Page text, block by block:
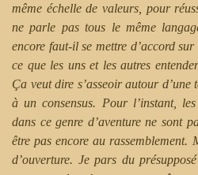
même échelle de valeurs, pour
ne parle pas tous le même
encore faut-il se mettre d’accord
ce que les uns et les autres
Ça veut dire s’asseoir autour
à un consensus. Pour l’instant,
dans ce genre d’aventure ne sont
être pas encore au rassemblement.
d’ouverture. Je pars du